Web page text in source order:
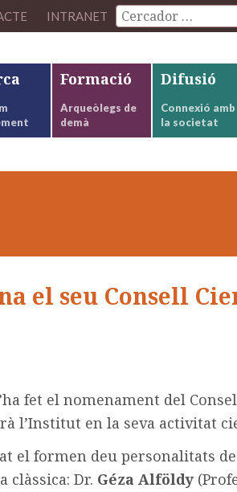
INTRANET
Formació
Arqueòlegs de
demà
Difusió
Connexió amb
la societat
el seu Consell
fet el nomenament del
l’Institut en la seva activitat
el formen deu personalitats
clàssica: Dr. Géza Alföldy